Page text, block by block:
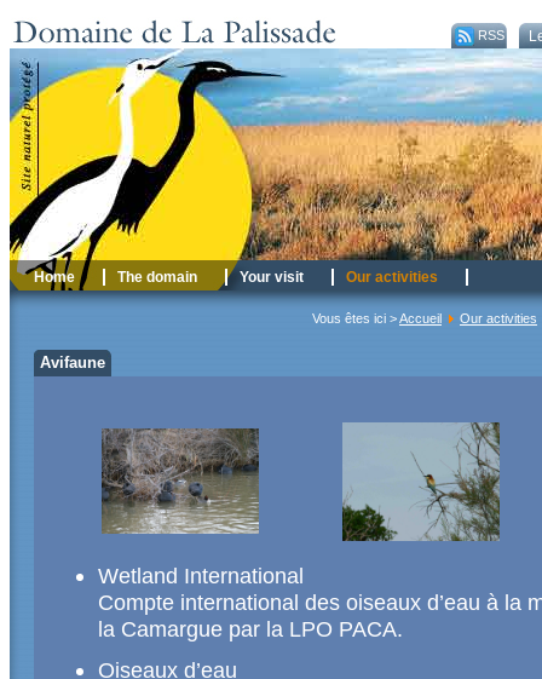
RSS
Home The domain Your visit Our activities
Vous êtes ici >Accueil Our activities
Avifaune
Wetland International
Compte international des oiseaux d’eau à la
la Camargue par la LPO PACA.
Oiseaux d’eau